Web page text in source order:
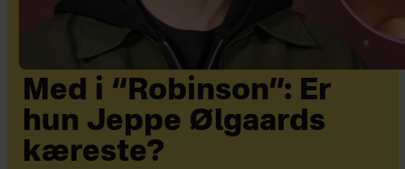
Med i “Robinson”: Er
hun Jeppe Ølgaards
kæreste?